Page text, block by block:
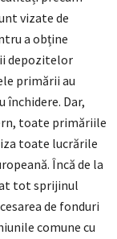
vizate de
a obține
depozitelor
primării au
închidere. Dar,
toate primăriile
toate lucrările
Încă de la
tot sprijinul
de fonduri
comune cu